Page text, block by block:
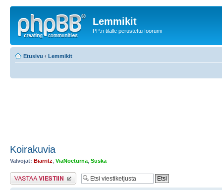
Lemmikit
PP:n tilalle perustettu foorumi
Etusivu ‹ Lemmikit
Koirakuvia
Valvojat: Biarritz ViaNocturna Suska
Lähetä vastaus